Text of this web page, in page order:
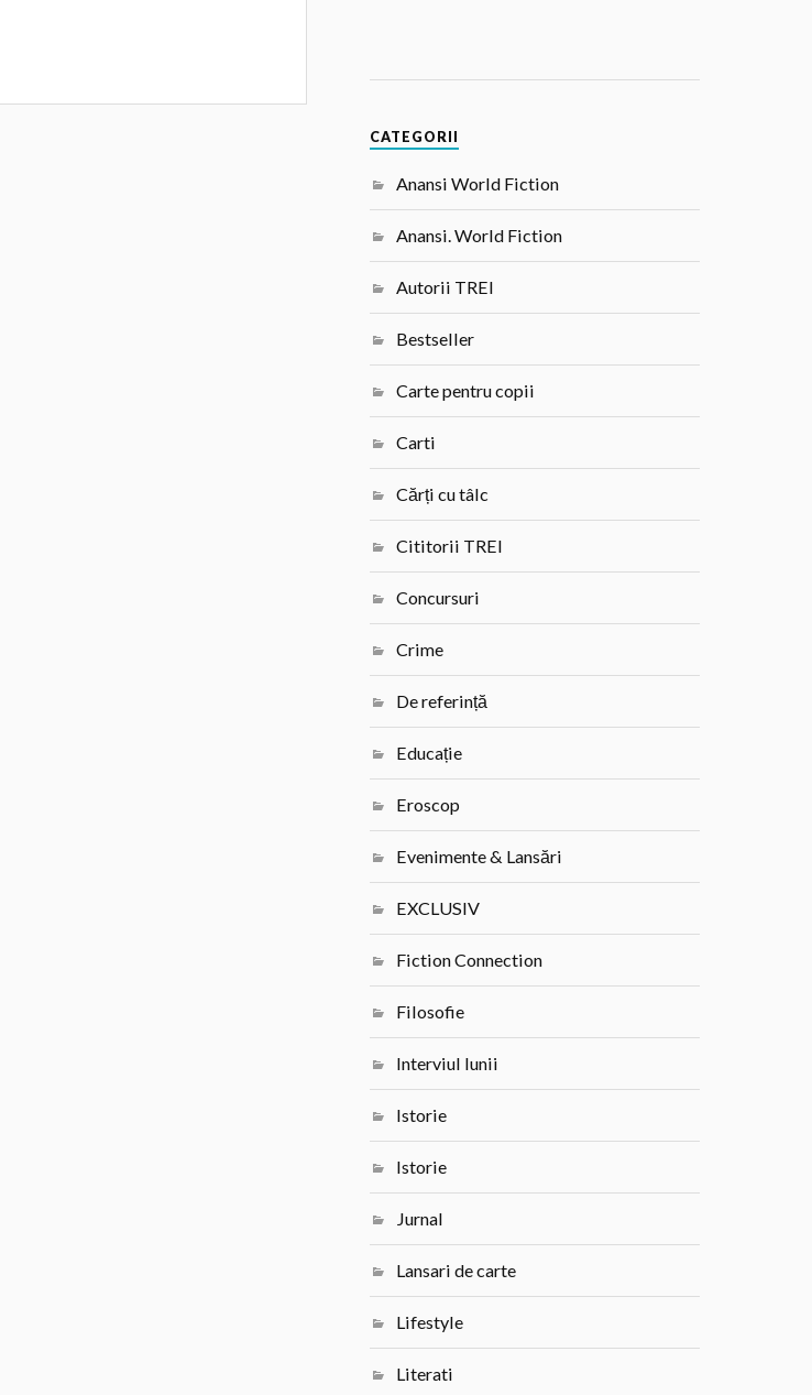
CATEGORII
Anansi World Fiction
Anansi. World Fiction
Autorii TREI
Bestseller
Carte pentru copii
Carti
Cărți cu tâlc
Cititorii TREI
Concursuri
Crime
De referință
Educație
Eroscop
Evenimente & Lansări
EXCLUSIV
Fiction Connection
Filosofie
Interviul lunii
Istorie
Istorie
Jurnal
Lansari de carte
Lifestyle
Literati